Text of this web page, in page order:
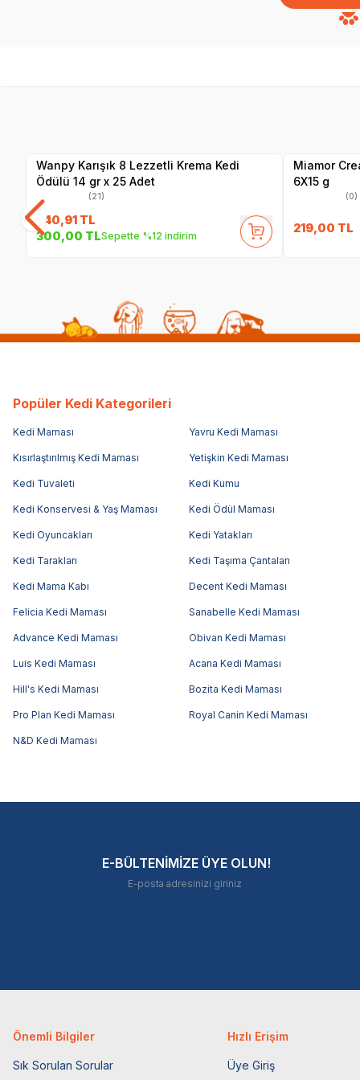
Wanpy Karışık 8 Lezzetli Krema Kedi
Ödülü 14 gr x 25 Adet
(21)
340,91 TL
300,00 TLSepette %12 indirim
Miamor
6X15 g
(0)
219,00 TL
Popüler Kedi Kategorileri
Kedi Maması Yavru Kedi Maması
Kısırlaştırılmış Kedi Maması Yetişkin Kedi Maması
Kedi Tuvaleti Kedi Kumu
Kedi Konservesi & Yaş Maması Kedi Ödül Maması
Kedi Oyuncakları Kedi Yatakları
Kedi Tarakları Kedi Taşıma Çantaları
Kedi Mama Kabı Decent Kedi Maması
Felicia Kedi Maması Sanabelle Kedi Maması
Advance Kedi Maması Obivan Kedi Maması
Luis Kedi Maması Acana Kedi Maması
Hill's Kedi Maması Bozita Kedi Maması
Pro Plan Kedi Maması Royal Canin Kedi Maması
N&D Kedi Maması
E-BÜLTENİMİZE ÜYE OLUN!
Önemli Bilgiler
Sık Sorulan Sorular
Hızlı Erişim
Üye Giriş